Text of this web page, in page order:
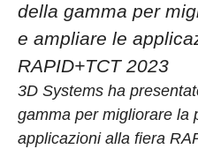
della gamma per
e ampliare le
RAPID+TCT 2023
3D Systems ha
gamma per migliorare la
applicazioni alla fiera